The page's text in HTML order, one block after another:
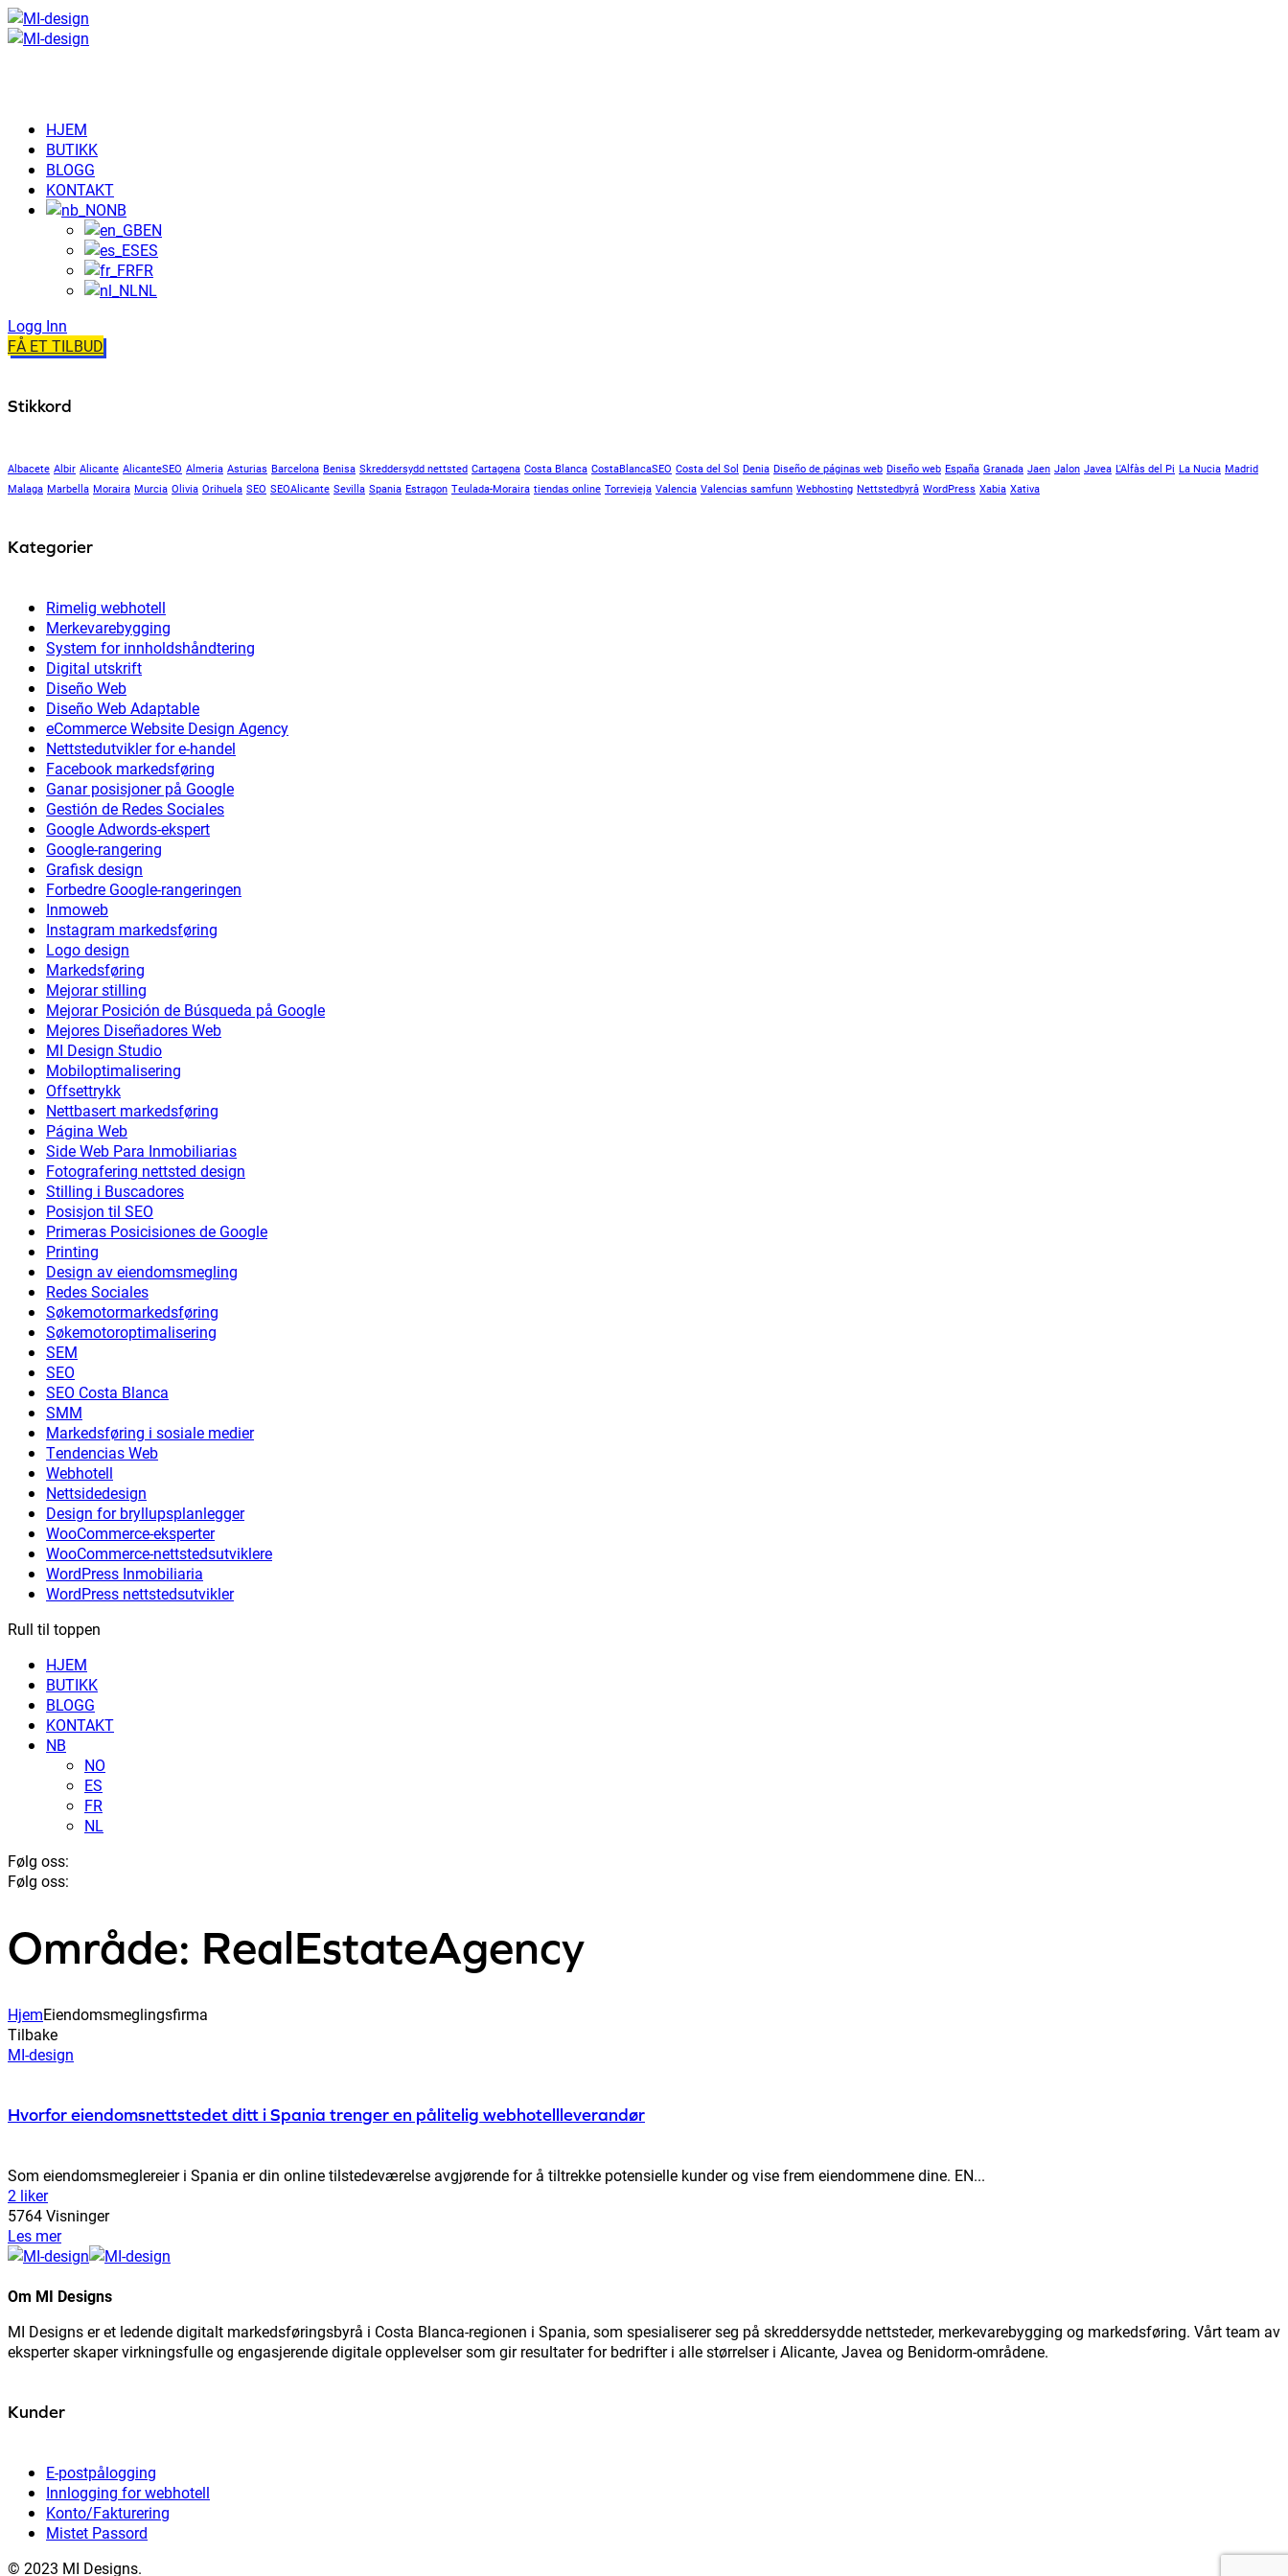
HJEM
BUTIKK
BLOGG
KONTAKT
NB
EN
ES
FR
NL
Logg Inn
FÅ ET TILBUD
Stikkord
Albacete Albir Alicante AlicanteSEO Almeria Asturias Barcelona Benisa Skreddersydd nettsted Cartagena Costa Blanca CostaBlancaSEO Costa del Sol Denia Diseño de páginas web Diseño web España Granada Jaen Jalon Javea L'Alfàs del Pi La Nucia Madrid
Malaga Marbella Moraira Murcia Olivia Orihuela SEO SEOAlicante Sevilla Spania Estragon Teulada-Moraira tiendas online Torrevieja Valencia Valencias samfunn Webhosting Nettstedbyrå WordPress Xabia Xativa
Kategorier
Rimelig webhotell
Merkevarebygging
System for innholdshåndtering
Digital utskrift
Diseño Web
Diseño Web Adaptable
eCommerce Website Design Agency
Nettstedutvikler for e-handel
Facebook markedsføring
Ganar posisjoner på Google
Gestión de Redes Sociales
Google Adwords-ekspert
Google-rangering
Grafisk design
Forbedre Google-rangeringen
Inmoweb
Instagram markedsføring
Logo design
Markedsføring
Mejorar stilling
Mejorar Posición de Búsqueda på Google
Mejores Diseñadores Web
MI Design Studio
Mobiloptimalisering
Offsettrykk
Nettbasert markedsføring
Página Web
Side Web Para Inmobiliarias
Fotografering nettsted design
Stilling i Buscadores
Posisjon til SEO
Primeras Posicisiones de Google
Printing
Design av eiendomsmegling
Redes Sociales
Søkemotormarkedsføring
Søkemotoroptimalisering
SEM
SEO
SEO Costa Blanca
SMM
Markedsføring i sosiale medier
Tendencias Web
Webhotell
Nettsidedesign
Design for bryllupsplanlegger
WooCommerce-eksperter
WooCommerce-nettstedsutviklere
WordPress Inmobiliaria
WordPress nettstedsutvikler
Rull til toppen
HJEM
BUTIKK
BLOGG
KONTAKT
NB
NO
ES
FR
NL
Følg oss:
Følg oss:
Område: RealEstateAgency
HjemEiendomsmeglingsfirma
Tilbake
MI-design
Hvorfor eiendomsnettstedet ditt i Spania trenger en pålitelig webhotellleverandør
Som eiendomsmeglereier i Spania er din online tilstedeværelse avgjørende for å tiltrekke potensielle kunder og vise frem eiendommene dine. EN...
2 liker
5764 Visninger
Les mer
Om MI Designs
MI Designs er et ledende digitalt markedsføringsbyrå i Costa Blanca-regionen i Spania, som spesialiserer seg på skreddersydde nettsteder, merkevarebygging og markedsføring. Vårt team av
eksperter skaper virkningsfulle og engasjerende digitale opplevelser som gir resultater for bedrifter i alle størrelser i Alicante, Javea og Benidorm-områdene.
Kunder
E-postpålogging
Innlogging for webhotell
Konto/Fakturering
Mistet Passord
© 2023 MI Designs.